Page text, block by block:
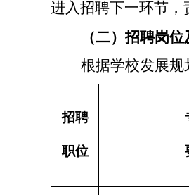
进入招聘下一环节，
（二）招聘岗
根据学校发展规
招聘
职位